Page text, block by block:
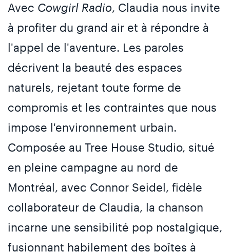
Avec Cowgirl Radio, Claudia nous invite
à profiter du grand air et à répondre à
l'appel de l'aventure. Les paroles
décrivent la beauté des espaces
naturels, rejetant toute forme de
compromis et les contraintes que nous
impose l'environnement urbain.
Composée au Tree House Studio, situé
en pleine campagne au nord de
Montréal, avec Connor Seidel, fidèle
collaborateur de Claudia, la chanson
incarne une sensibilité pop nostalgique,
fusionnant habilement des boîtes à